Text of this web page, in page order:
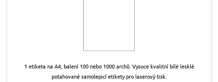
1 etiketa na A4, balení 100 nebo 1000 archů. Vysoce kvalitní bílé lesklé
potahované samolepicí etikety pro laserový tisk.